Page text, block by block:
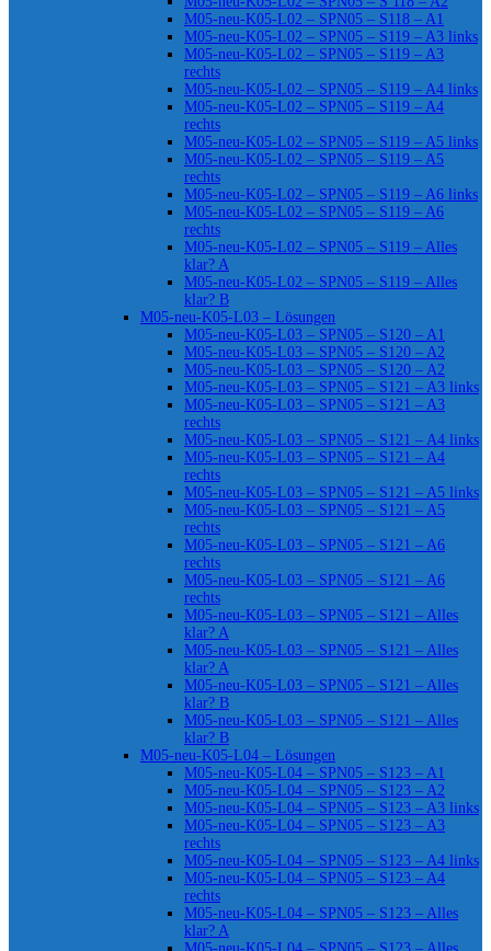
M05-neu-K05-L02 – SPN05 – S118 – A1
M05-neu-K05-L02 – SPN05 – S119 – A3 links
M05-neu-K05-L02 – SPN05 – S119 – A3
rechts
M05-neu-K05-L02 – SPN05 – S119 – A4 links
M05-neu-K05-L02 – SPN05 – S119 – A4
rechts
M05-neu-K05-L02 – SPN05 – S119 – A5 links
M05-neu-K05-L02 – SPN05 – S119 – A5
rechts
M05-neu-K05-L02 – SPN05 – S119 – A6 links
M05-neu-K05-L02 – SPN05 – S119 – A6
rechts
M05-neu-K05-L02 – SPN05 – S119 – Alles
klar? A
M05-neu-K05-L02 – SPN05 – S119 – Alles
klar? B
M05-neu-K05-L03 – Lösungen
M05-neu-K05-L03 – SPN05 – S120 – A1
M05-neu-K05-L03 – SPN05 – S120 – A2
M05-neu-K05-L03 – SPN05 – S120 – A2
M05-neu-K05-L03 – SPN05 – S121 – A3 links
M05-neu-K05-L03 – SPN05 – S121 – A3
rechts
M05-neu-K05-L03 – SPN05 – S121 – A4 links
M05-neu-K05-L03 – SPN05 – S121 – A4
rechts
M05-neu-K05-L03 – SPN05 – S121 – A5 links
M05-neu-K05-L03 – SPN05 – S121 – A5
rechts
M05-neu-K05-L03 – SPN05 – S121 – A6
rechts
M05-neu-K05-L03 – SPN05 – S121 – A6
rechts
M05-neu-K05-L03 – SPN05 – S121 – Alles
klar? A
M05-neu-K05-L03 – SPN05 – S121 – Alles
klar? A
M05-neu-K05-L03 – SPN05 – S121 – Alles
klar? B
M05-neu-K05-L03 – SPN05 – S121 – Alles
klar? B
M05-neu-K05-L04 – Lösungen
M05-neu-K05-L04 – SPN05 – S123 – A1
M05-neu-K05-L04 – SPN05 – S123 – A2
M05-neu-K05-L04 – SPN05 – S123 – A3 links
M05-neu-K05-L04 – SPN05 – S123 – A3
rechts
M05-neu-K05-L04 – SPN05 – S123 – A4 links
M05-neu-K05-L04 – SPN05 – S123 – A4
rechts
M05-neu-K05-L04 – SPN05 – S123 – Alles
klar? A